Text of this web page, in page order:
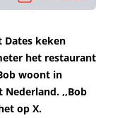
Dates keken
het restaurant
woont in
,,Bob
op X.